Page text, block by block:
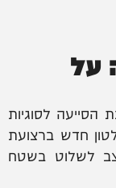
על
הסייעה לסוגיות
חדש ברצועת
לשלוט בשטח